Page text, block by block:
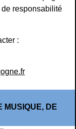
de responsabilité
:
MUSIQUE, DE